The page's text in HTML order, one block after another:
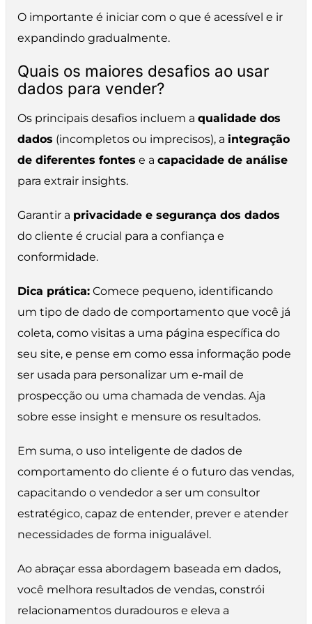
O importante é iniciar com o que é acessível e ir
expandindo gradualmente.
Quais os maiores desafios ao usar
dados para vender?
Os principais desafios incluem a qualidade dos
dados (incompletos ou imprecisos), a integração
de diferentes fontes e a capacidade de análise
para extrair insights.
Garantir a privacidade e segurança dos dados
do cliente é crucial para a confiança e
conformidade.
Dica prática: Comece pequeno, identificando
um tipo de dado de comportamento que você já
coleta, como visitas a uma página específica do
seu site, e pense em como essa informação pode
ser usada para personalizar um e-mail de
prospecção ou uma chamada de vendas. Aja
sobre esse insight e mensure os resultados.
Em suma, o uso inteligente de dados de
comportamento do cliente é o futuro das vendas,
capacitando o vendedor a ser um consultor
estratégico, capaz de entender, prever e atender
necessidades de forma inigualável.
Ao abraçar essa abordagem baseada em dados,
você melhora resultados de vendas, constrói
relacionamentos duradouros e eleva a